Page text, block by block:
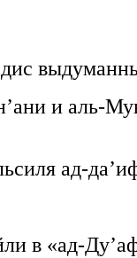
и аль-
ад-
в «ад-